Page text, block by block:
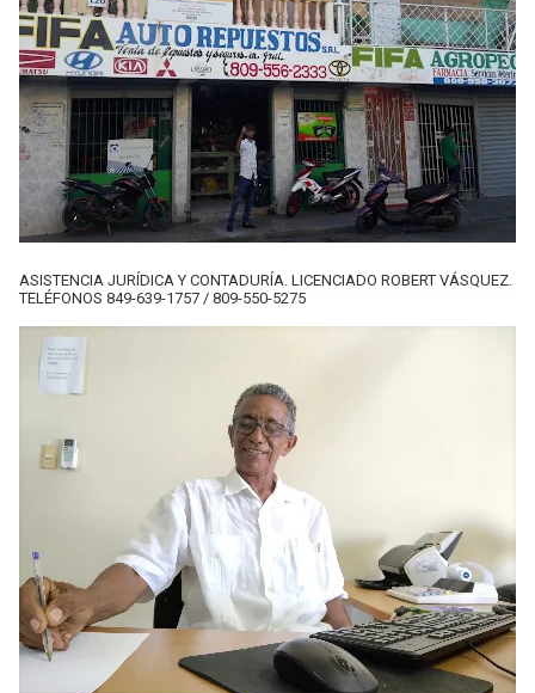
ASISTENCIA JURÍDICA Y CONTADURÍA. LICENCIADO ROBERT VÁSQUEZ.
TELÉFONOS 849-639-1757 / 809-550-5275